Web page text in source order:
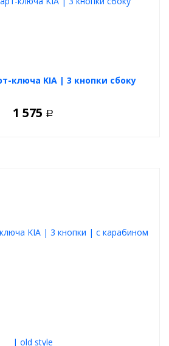
ключа KIA | 3 кнопки сбоку
1 575 Р